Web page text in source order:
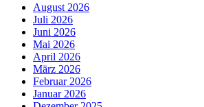
August 2026
Juli 2026
Juni 2026
Mai 2026
April 2026
März 2026
Februar 2026
Januar 2026